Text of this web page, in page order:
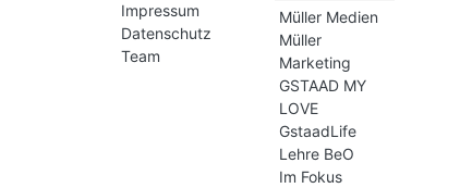
Impressum
Datenschutz
Team
Müller Medien
Müller
Marketing
GSTAAD MY
LOVE
GstaadLife
Lehre BeO
Im Fokus